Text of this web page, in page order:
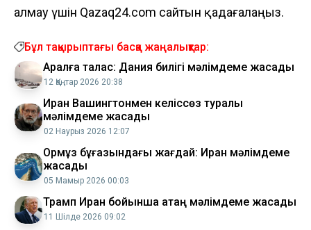
алмау үшін Qazaq24.com сайтын қадағалаңыз.
Бұл тақырыптағы басқа жаңалықтар:
Аралға талас: Дания билігі мәлімдеме жасады
12 Қаңтар 2026 20:38
Иран Вашингтонмен келіссөз туралы
мәлімдеме жасады
02 Наурыз 2026 12:07
Ормұз бұғазындағы жағдай: Иран мәлімдеме
жасады
05 Мамыр 2026 00:03
Трамп Иран бойынша қатаң мәлімдеме жасады
11 Шілде 2026 09:02